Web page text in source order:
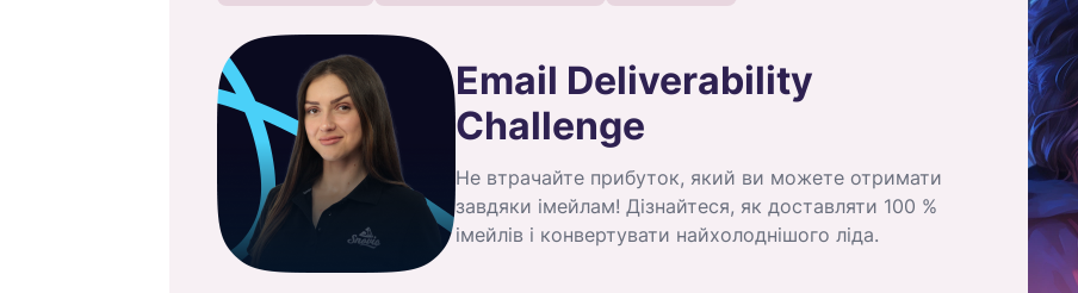
Email Deliverability
Challenge
Не втрачайте прибуток, який ви можете отримати
завдяки імейлам! Дізнайтеся, як доставляти 100 %
імейлів і конвертувати найхолоднішого ліда.